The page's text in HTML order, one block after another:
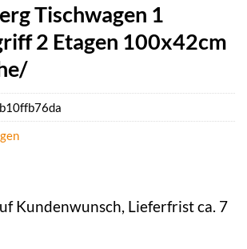
Tischwagen 1
2 Etagen 100x42cm
Kundenwunsch, Lieferfrist ca. 7